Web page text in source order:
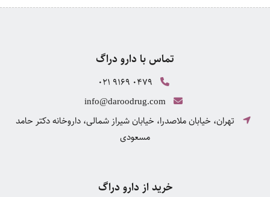
تماس با دارو دراگ
021 9169 0479
info@daroodrug.com
تهران، خیابان ملاصدرا، خیابان شیراز شمالی، داروخانه دکتر حامد
مسعودی
خرید از دارو دراگ